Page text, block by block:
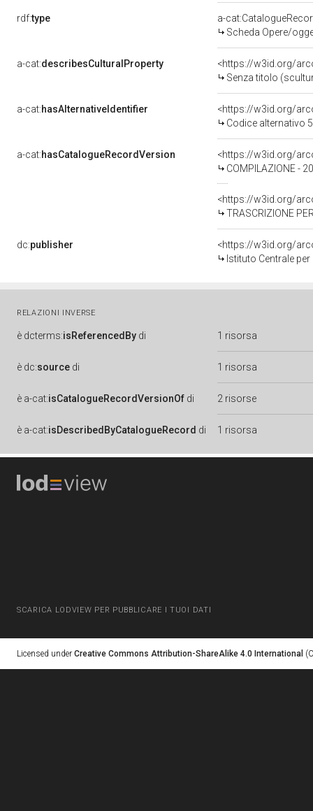
rdf:type
a-
Scheda Opere/
a-cat:describesCulturalProperty
<https://w3id.org/
Senza titolo
a-cat:hasAlternativeIdentifier
<https://w3id.org/
Codice alternativo
a-cat:hasCatalogueRecordVersion
COMPILAZIONE -
<https://w3id.org/
TRASCRIZIONE
dc:publisher
<https://w3id.org/
Istituto Centrale
RELAZIONI INVERSE
è dcterms:isReferencedBy di 1 risorsa
è dc:source di 1 risorsa
è a-cat:isCatalogueRecordVersionOf di 2 risorse
è a-cat:isDescribedByCatalogueRecord di 1 risorsa
SCARICA LODVIEW PER PUBBLICARE I TUOI DATI
Licensed under Creative Commons Attribution-ShareAlike 4.0 International